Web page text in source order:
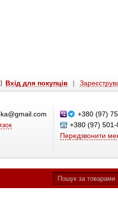
Вхід для покупців |
+380 (97)
+380 (97)
Передзвонити